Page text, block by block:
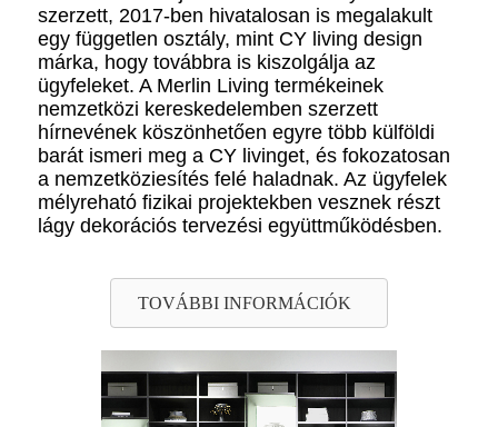
szerzett, 2017-ben hivatalosan is megalakult
egy független osztály, mint CY living design
márka, hogy továbbra is kiszolgálja az
ügyfeleket. A Merlin Living termékeinek
nemzetközi kereskedelemben szerzett
hírnevének köszönhetően egyre több külföldi
barát ismeri meg a CY livinget, és fokozatosan
a nemzetköziesítés felé haladnak. Az ügyfelek
mélyreható fizikai projektekben vesznek részt
lágy dekorációs tervezési együttműködésben.
TOVÁBBI INFORMÁCIÓK